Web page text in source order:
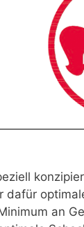
dafür
an